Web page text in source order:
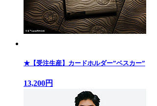
★【受注生産】カードホルダー”ベスカー”
13,200円